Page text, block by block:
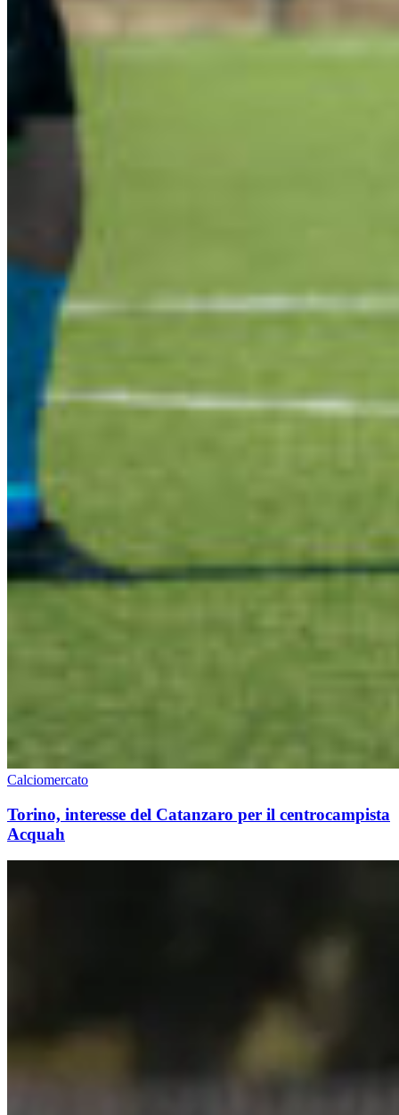
Calciomercato
Torino, interesse del Catanzaro per il centrocampista
Acquah